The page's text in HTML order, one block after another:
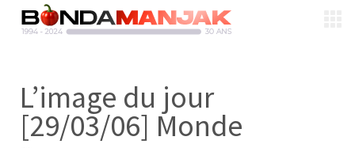
L’image du jour
[29/03/06] Monde